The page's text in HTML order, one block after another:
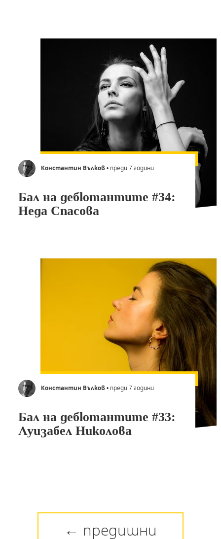
Константин Вълков• преди 7 години
Бал на дебютантите #34:
Неда Спасова
Константин Вълков• преди 7 години
Бал на дебютантите #33:
Луизабел Николова
← предишни